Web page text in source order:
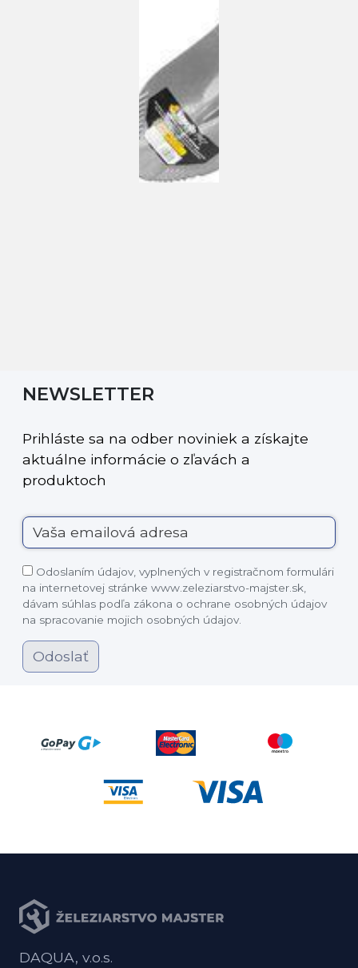
NEWSLETTER
Prihláste sa na odber noviniek a získajte
aktuálne informácie o zľavách a
produktoch
Odoslaním údajov, vyplnených v registračnom formulári
na internetovej stránke www.zeleziarstvo-majster.sk,
dávam súhlas podľa zákona o ochrane osobných údajov
na spracovanie mojich osobných údajov.
Odoslať
DAQUA, v.o.s.